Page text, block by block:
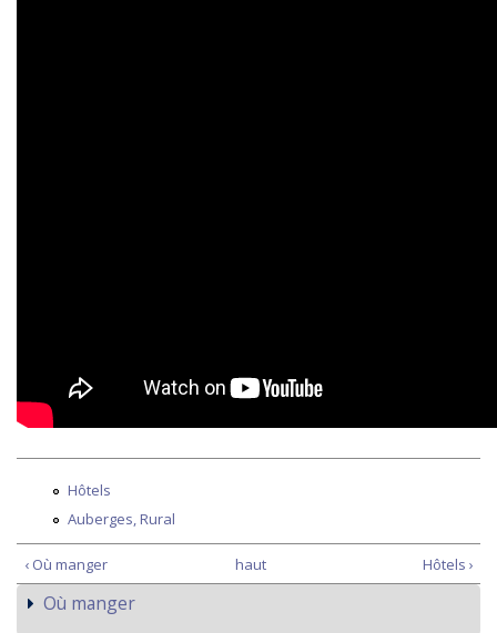
Hôtels
Auberges, Rural
‹ Où manger haut Hôtels ›
Où manger